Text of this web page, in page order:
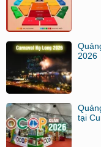
2026
tại